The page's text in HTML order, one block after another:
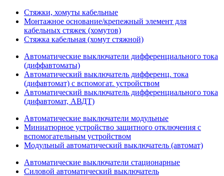
Стяжки, хомуты кабельные
Монтажное основание/крепежный элемент для
кабельных стяжек (хомутов)
Стяжка кабельная (хомут стяжной)
Автоматические выключатели дифференциального тока
(диффавтоматы)
Автоматический выключатель дифференц. тока
(дифавтомат) с вспомогат. устройством
Автоматический выключатель дифференциального тока
(дифавтомат, АВДТ)
Автоматические выключатели модульные
Миниатюрное устройство защитного отключения с
вспомогательным устройством
Модульный автоматический выключатель (автомат)
Автоматические выключатели стационарные
Силовой автоматический выключатель